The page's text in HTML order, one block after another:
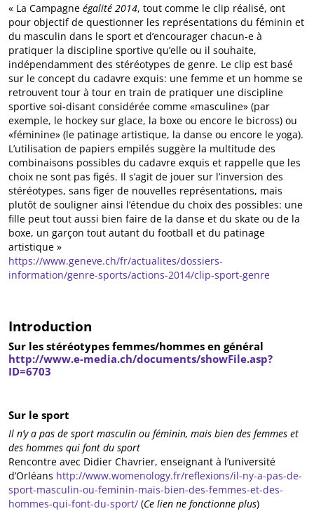
« La Campagne égalité 2014, tout comme le clip réalisé, ont
pour objectif de questionner les représentations du féminin et
du masculin dans le sport et d’encourager chacun-e à
pratiquer la discipline sportive qu’elle ou il souhaite,
indépendamment des stéréotypes de genre. Le clip est basé
sur le concept du cadavre exquis: une femme et un homme se
retrouvent tour à tour en train de pratiquer une discipline
sportive soi-disant considérée comme «masculine» (par
exemple, le hockey sur glace, la boxe ou encore le bicross) ou
«féminine» (le patinage artistique, la danse ou encore le yoga).
L’utilisation de papiers empilés suggère la multitude des
combinaisons possibles du cadavre exquis et rappelle que les
choix ne sont pas figés. Il s’agit de jouer sur l’inversion des
stéréotypes, sans figer de nouvelles représentations, mais
plutôt de souligner ainsi l’étendue du choix des possibles: une
fille peut tout aussi bien faire de la danse et du skate ou de la
boxe, un garçon tout autant du football et du patinage
artistique »
https://www.geneve.ch/fr/actualites/dossiers-
information/genre-sports/actions-2014/clip-sport-genre
Introduction
Sur les stéréotypes femmes/hommes en général
http://www.e-media.ch/documents/showFile.asp?
ID=6703
Sur le sport
Il n’y a pas de sport masculin ou féminin, mais bien des femmes et
des hommes qui font du sport
Rencontre avec Didier Chavrier, enseignant à l’université
d’Orléans http://www.womenology.fr/reflexions/il-ny-a-pas-de-
sport-masculin-ou-feminin-mais-bien-des-femmes-et-des-
hommes-qui-font-du-sport/ (Ce lien ne fonctionne plus)